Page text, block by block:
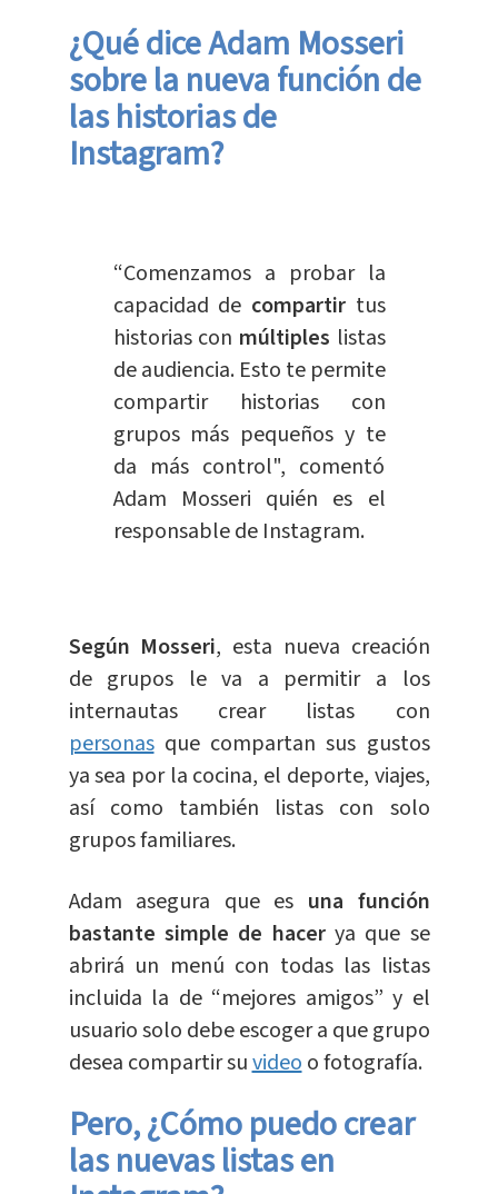
¿Qué dice Adam Mosseri
sobre la nueva función de
las historias de
Instagram?
“Comenzamos a probar la
capacidad de compartir tus
historiascon múltiples listas
de audiencia. Esto te permite
compartir historias con
grupos más pequeños y te
da más control", comentó
Adam Mosseri quién es el
responsable de Instagram.
Según Mosseri, esta nueva creación
de grupos le va a permitir a los
internautas crear listas con
personasque compartan sus gustos
ya sea por la cocina, el deporte, viajes,
así como también listas con solo
grupos familiares.
Adam asegura que es una función
bastante simple de hacerya que se
abrirá un menú con todas las listas
incluida la de “mejores amigos” y el
usuario solo debe escoger a que grupo
desea compartir suvideoo fotografía.
Pero, ¿Cómo puedo crear
las nuevas listas en